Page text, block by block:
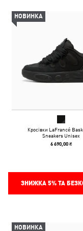
НОВИНКА
Кросівки LaFrancé
Sneakers Unisex
6 690,00 ₴
ЗНИЖКА 5%ТА
НОВИНКА